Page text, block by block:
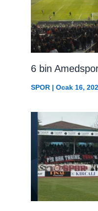
6 bin
SPOR| Ocak 16,